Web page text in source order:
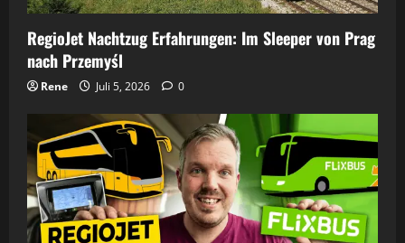
RegioJet Nachtzug Erfahrungen: Im Sleeper von Prag
nach Przemyśl
Rene Juli 5, 2026 0